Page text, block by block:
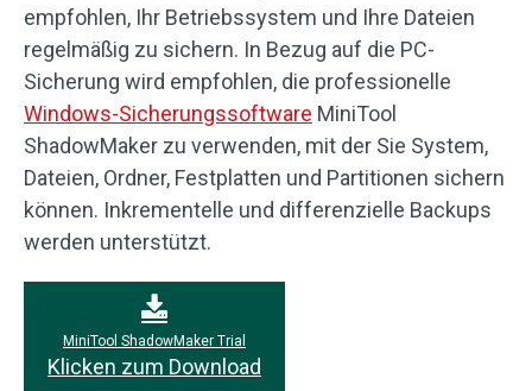
empfohlen, Ihr Betriebssystem und Ihre Dateien
regelmäßig zu sichern. In Bezug auf die PC-
Sicherung wird empfohlen, die professionelle
Windows-Sicherungssoftware MiniTool
ShadowMaker zu verwenden, mit der Sie System,
Dateien, Ordner, Festplatten und Partitionen sichern
können. Inkrementelle und differenzielle Backups
werden unterstützt.
MiniTool ShadowMaker Trial
Klicken zum Download